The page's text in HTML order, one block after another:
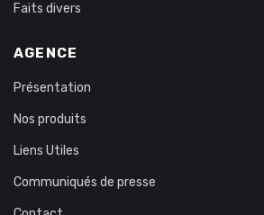
Faits divers
AGENCE
Présentation
Nos produits
Liens Utiles
Communiqués de presse